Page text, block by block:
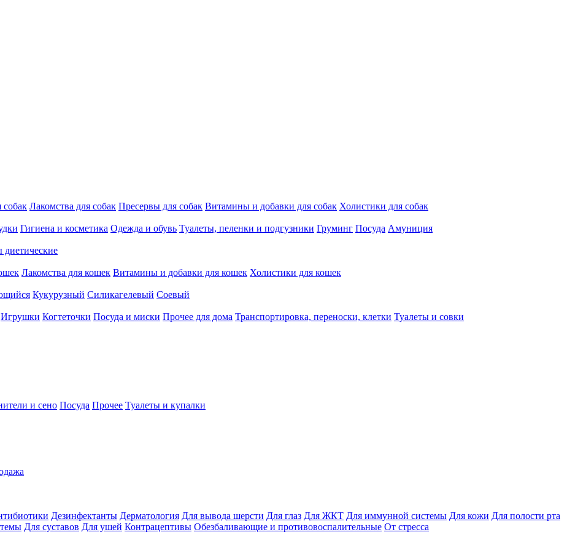
собак Лакомства для собак Пресервы для собак Витамины и добавки для собак Холистики для собак
Гигиена и косметика Одежда и обувь Туалеты, пеленки и подгузники Груминг Посуда Амуниция
диетические
Лакомства для кошек Витамины и добавки для кошек Холистики для кошек
Кукурузный Силикагелевый Соевый
Игрушки Когтеточки Посуда и миски Прочее для дома Транспортировка, переноски, клетки Туалеты и совки
и сено Посуда Прочее Туалеты и купалки
Дезинфектанты Дерматология Для вывода шерсти Для глаз Для ЖКТ Для иммунной системы Для кожи Для полости рта
Для суставов Для ушей Контрацептивы Обезбаливающие и противовоспалительные От стресса